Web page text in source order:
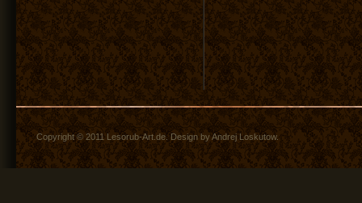
Copyright © 2011 Lesorub-Art.de. Design by Andrej Loskutow.